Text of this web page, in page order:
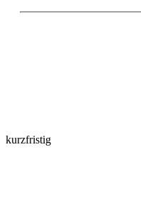
kurzfristig